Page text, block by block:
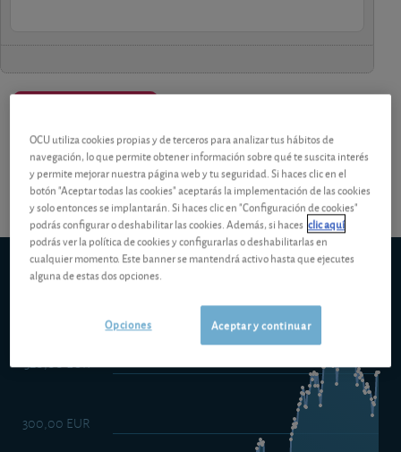
expertos están reservados a los socios.
5d
BNP Paribas Funds Climate Impact Classic Cap
300,00 EUR
320,00 EUR
OCU utiliza cookies propias y de terceros para analizar tus hábitos de
navegación, lo que permite obtener información sobre qué te suscita interés
y permite mejorar nuestra página web y tu seguridad. Si haces clic en el
botón "Aceptar todas las cookies" aceptarás la implementación de las cookies
y solo entonces se implantarán. Si haces clic en "Configuración de cookies"
podrás configurar o deshabilitar las cookies. Además, si haces clic aquí
podrás ver la política de cookies y configurarlas o deshabilitarlas en
cualquier momento. Este banner se mantendrá activo hasta que ejecutes
alguna de estas dos opciones.
Aceptar y continuar
Opciones